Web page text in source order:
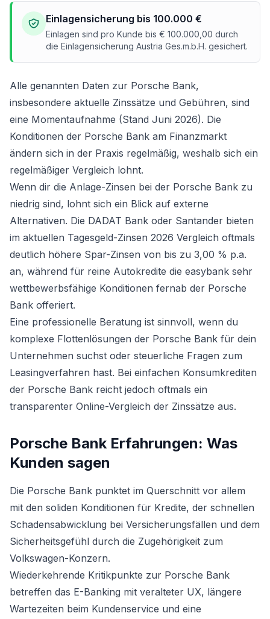
Einlagensicherung bis 100.000 €
Einlagen sind pro Kunde bis € 100.000,00 durch
die Einlagensicherung Austria Ges.m.b.H. gesichert.
Alle genannten Daten zur Porsche Bank,
insbesondere aktuelle Zinssätze und Gebühren, sind
eine Momentaufnahme (Stand Juni 2026). Die
Konditionen der Porsche Bank am Finanzmarkt
ändern sich in der Praxis regelmäßig, weshalb sich ein
regelmäßiger Vergleich lohnt.
Wenn dir die Anlage-Zinsen bei der Porsche Bank zu
niedrig sind, lohnt sich ein Blick auf externe
Alternativen. Die DADAT Bank oder Santander bieten
im aktuellen Tagesgeld-Zinsen 2026 Vergleich oftmals
deutlich höhere Spar-Zinsen von bis zu 3,00 % p.a.
an, während für reine Autokredite die easybank sehr
wettbewerbsfähige Konditionen fernab der Porsche
Bank offeriert.
Eine professionelle Beratung ist sinnvoll, wenn du
komplexe Flottenlösungen der Porsche Bank für dein
Unternehmen suchst oder steuerliche Fragen zum
Leasingverfahren hast. Bei einfachen Konsumkrediten
der Porsche Bank reicht jedoch oftmals ein
transparenter Online-Vergleich der Zinssätze aus.
Porsche Bank Erfahrungen: Was
Kunden sagen
Die Porsche Bank punktet im Querschnitt vor allem
mit den soliden Konditionen für Kredite, der schnellen
Schadensabwicklung bei Versicherungsfällen und dem
Sicherheitsgefühl durch die Zugehörigkeit zum
Volkswagen-Konzern.
Wiederkehrende Kritikpunkte zur Porsche Bank
betreffen das E-Banking mit veralteter UX, längere
Wartezeiten beim Kundenservice und eine